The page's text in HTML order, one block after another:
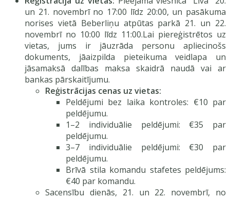
un 21. novembrī no 17:00 līdz 20:00, un pasākuma
norises vietā Beberliņu atpūtas parkā 21. un 22.
novembrī no 10:00 līdz 11:00.Lai piereģistrētos uz
vietas, jums ir jāuzrāda personu apliecinošs
dokuments, jāaizpilda pieteikuma veidlapa un
jāsamaksā dalības maksa skaidrā naudā vai ar
bankas pārskaitījumu.
Reģistrācijas cenas uz vietas:
Peldējumi bez laika kontroles: €10 par
peldējumu.
1–2 individuālie peldējumi: €35 par
peldējumu.
3–7 individuālie peldējumi: €30 par
peldējumu.
Brīvā stila komandu stafetes peldējums:
€40 par komandu.
Sacensību dienās, 21. un 22. novembrī, no